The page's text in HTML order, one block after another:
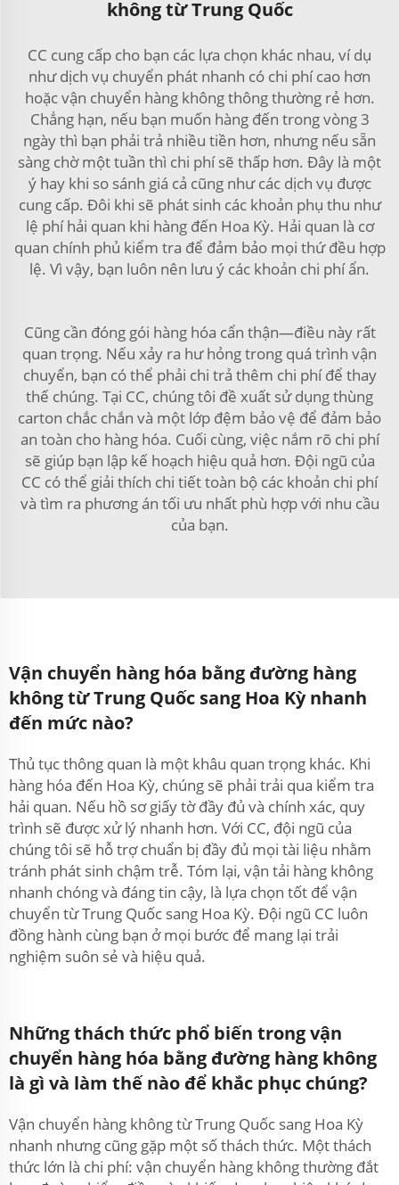
không từ Trung Quốc
CC cung cấp cho bạn các lựa chọn khác nhau, ví dụ
như dịch vụ chuyển phát nhanh có chi phí cao hơn
hoặc vận chuyển hàng không thông thường rẻ hơn.
Chẳng hạn, nếu bạn muốn hàng đến trong vòng 3
ngày thì bạn phải trả nhiều tiền hơn, nhưng nếu sẵn
sàng chờ một tuần thì chi phí sẽ thấp hơn. Đây là một
ý hay khi so sánh giá cả cũng như các dịch vụ được
cung cấp. Đôi khi sẽ phát sinh các khoản phụ thu như
lệ phí hải quan khi hàng đến Hoa Kỳ. Hải quan là cơ
quan chính phủ kiểm tra để đảm bảo mọi thứ đều hợp
lệ. Vì vậy, bạn luôn nên lưu ý các khoản chi phí ẩn.
Cũng cần đóng gói hàng hóa cẩn thận—điều này rất
quan trọng. Nếu xảy ra hư hỏng trong quá trình vận
chuyển, bạn có thể phải chi trả thêm chi phí để thay
thế chúng. Tại CC, chúng tôi đề xuất sử dụng thùng
carton chắc chắn và một lớp đệm bảo vệ để đảm bảo
an toàn cho hàng hóa. Cuối cùng, việc nắm rõ chi phí
sẽ giúp bạn lập kế hoạch hiệu quả hơn. Đội ngũ của
CC có thể giải thích chi tiết toàn bộ các khoản chi phí
và tìm ra phương án tối ưu nhất phù hợp với nhu cầu
của bạn.
Vận chuyển hàng hóa bằng đường hàng
không từ Trung Quốc sang Hoa Kỳ nhanh
đến mức nào?
Thủ tục thông quan là một khâu quan trọng khác. Khi
hàng hóa đến Hoa Kỳ, chúng sẽ phải trải qua kiểm tra
hải quan. Nếu hồ sơ giấy tờ đầy đủ và chính xác, quy
trình sẽ được xử lý nhanh hơn. Với CC, đội ngũ của
chúng tôi sẽ hỗ trợ chuẩn bị đầy đủ mọi tài liệu nhằm
tránh phát sinh chậm trễ. Tóm lại, vận tải hàng không
nhanh chóng và đáng tin cậy, là lựa chọn tốt để vận
chuyển từ Trung Quốc sang Hoa Kỳ. Đội ngũ CC luôn
đồng hành cùng bạn ở mọi bước để mang lại trải
nghiệm suôn sẻ và hiệu quả.
Những thách thức phổ biến trong vận
chuyển hàng hóa bằng đường hàng không
là gì và làm thế nào để khắc phục chúng?
Vận chuyển hàng không từ Trung Quốc sang Hoa Kỳ
nhanh nhưng cũng gặp một số thách thức. Một thách
thức lớn là chi phí: vận chuyển hàng không thường đắt